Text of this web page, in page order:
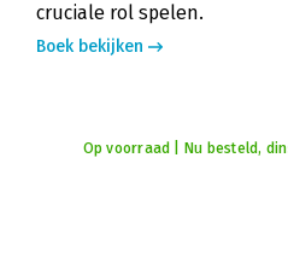
cruciale rol spelen.
Boek bekijken
Op voorraad | Nu besteld,